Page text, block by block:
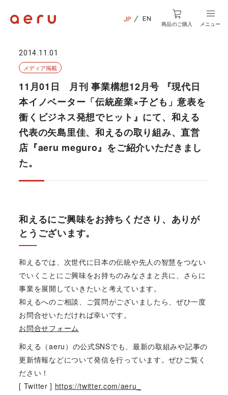
JP EN
商品のご購入 メニュー
2014.11.01
メディア掲載
11月01日 月刊 事業構想12月号 『現代日
本イノベーター「伝統産業×子ども」意表を
衝くビジネス発想でヒット』にて、和える
代表の矢島里佳、和えるの取り組み、直営
店『aeru meguro』をご紹介いただきまし
た。
和えるにご興味をお持ちくださり、ありが
とうございます。
和えるでは、次世代に日本の伝統や先人の智慧をつない
でいくことにご興味をお持ちのみなさまと共に、さらに
事業を展開していきたいと考えています。
和えるへのご相談、ご質問がございましたら、ぜひ一度
お問合せいただければ幸いです。
お問合せフォーム
和える（aeru）の公式SNSでも、最新の取組みや記事の
更新情報などについて発信を行っています。ぜひご覧く
ださい！
[ Twitter ] https://twitter.com/aeru_